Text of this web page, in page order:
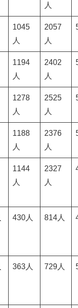
人
1045
人
2057
人
1194
人
2402
人
1278
人
2525
人
1188
人
2376
人
1144
人
2327
人
430人 814人
363人 729人